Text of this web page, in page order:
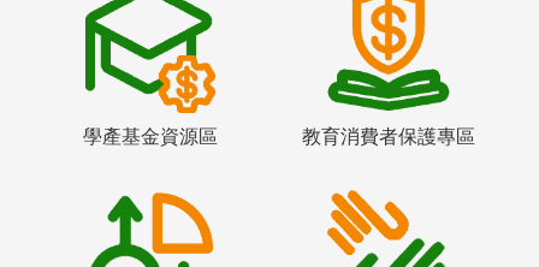
學產基金資源區 教育消費者保護專區